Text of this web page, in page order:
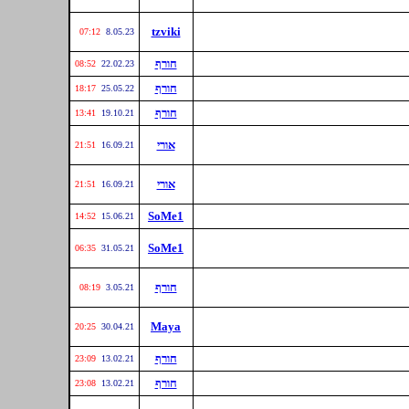
tzviki
8.05.23
07:12
חורף 22.02.23
08:52
חורף 25.05.22
18:17
חורף 19.10.21
13:41
אורי 16.09.21
21:51
אורי 16.09.21
21:51
SoMe1
15.06.21
14:52
SoMe1
31.05.21
06:35
חורף 3.05.21
08:19
Maya
30.04.21
20:25
חורף 13.02.21
23:09
חורף 13.02.21
23:08